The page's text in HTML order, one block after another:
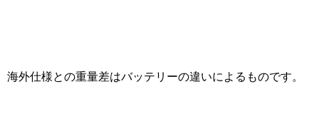
海外仕様との重量差はバッテリーの違いによるものです。